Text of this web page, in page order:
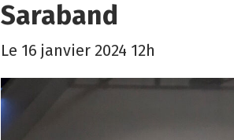
Saraband
Le 16 janvier 2024 12h